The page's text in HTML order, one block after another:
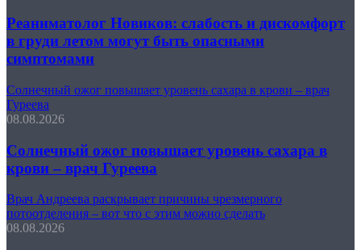
Реаниматолог Новиков: слабость и дискомфорт
в груди летом могут быть опасными
симптомами
Солнечный ожог повышает уровень сахара в крови – врач
Гуреева
08.08.2026
Солнечный ожог повышает уровень сахара в
крови – врач Гуреева
Врач Андреева раскрывает причины чрезмерного
потоотделения – вот что с этим можно сделать
08.08.2026